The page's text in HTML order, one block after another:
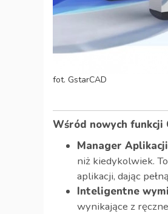
fot. GstarCAD
Wśród nowych funkcji
Manager Aplikacji
niż kiedykolwiek.
aplikacji, dając
Inteligentne
wynikające z